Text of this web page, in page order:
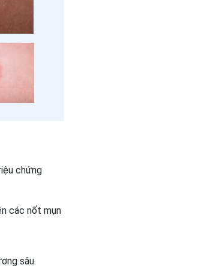
chứng
các nốt mụn
sâu.